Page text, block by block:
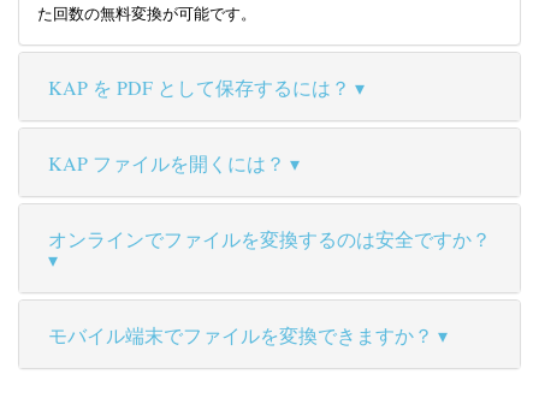
た回数の無料変換が可能です。
KAP を PDF として保存するには？
KAP ファイルを開くには？
オンラインでファイルを変換するのは安全ですか？
モバイル端末でファイルを変換できますか？